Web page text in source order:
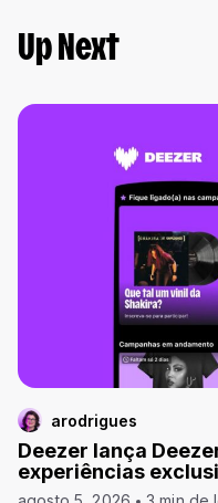
Up Next
arodrigues
Deezer lança
experiências